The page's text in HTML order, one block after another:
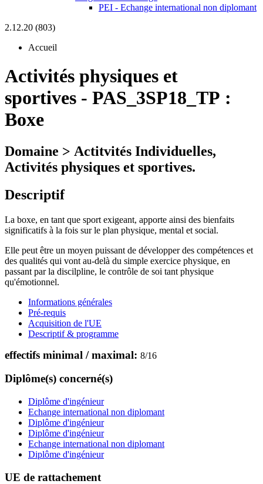
PEI - Echange international non diplomant
2.12.20 (803)
Accueil
Activités physiques et
sportives - PAS_3SP18_TP :
Boxe
Domaine > Actitvités Individuelles,
Activités physiques et sportives.
Descriptif
La boxe, en tant que sport exigeant, apporte ainsi des bienfaits
significatifs à la fois sur le plan physique, mental et social.
Elle peut être un moyen puissant de développer des compétences et
des qualités qui vont au-delà du simple exercice physique, en
passant par la discilpline, le contrôle de soi tant physique
qu'émotionnel.
Informations générales
Pré-requis
Acquisition de l'UE
Descriptif & programme
effectifs minimal / maximal: 8/16
Diplôme(s) concerné(s)
Diplôme d'ingénieur
Echange international non diplomant
Diplôme d'ingénieur
Diplôme d'ingénieur
Echange international non diplomant
Diplôme d'ingénieur
UE de rattachement